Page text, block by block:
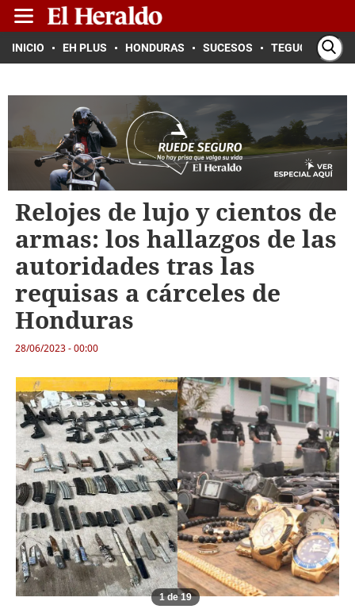
INICIO EH PLUS HONDURAS SUCESOS TEGUCIGALPA
Relojes de lujo y cientos de
armas: los hallazgos de las
autoridades tras las
requisas a cárceles de
Honduras
28/06/2023 - 00:00
1 de 19